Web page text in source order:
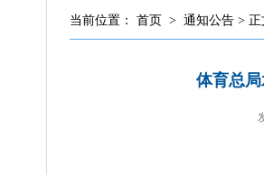
当前位置： 首页 > 通知公告 > 正
体育总